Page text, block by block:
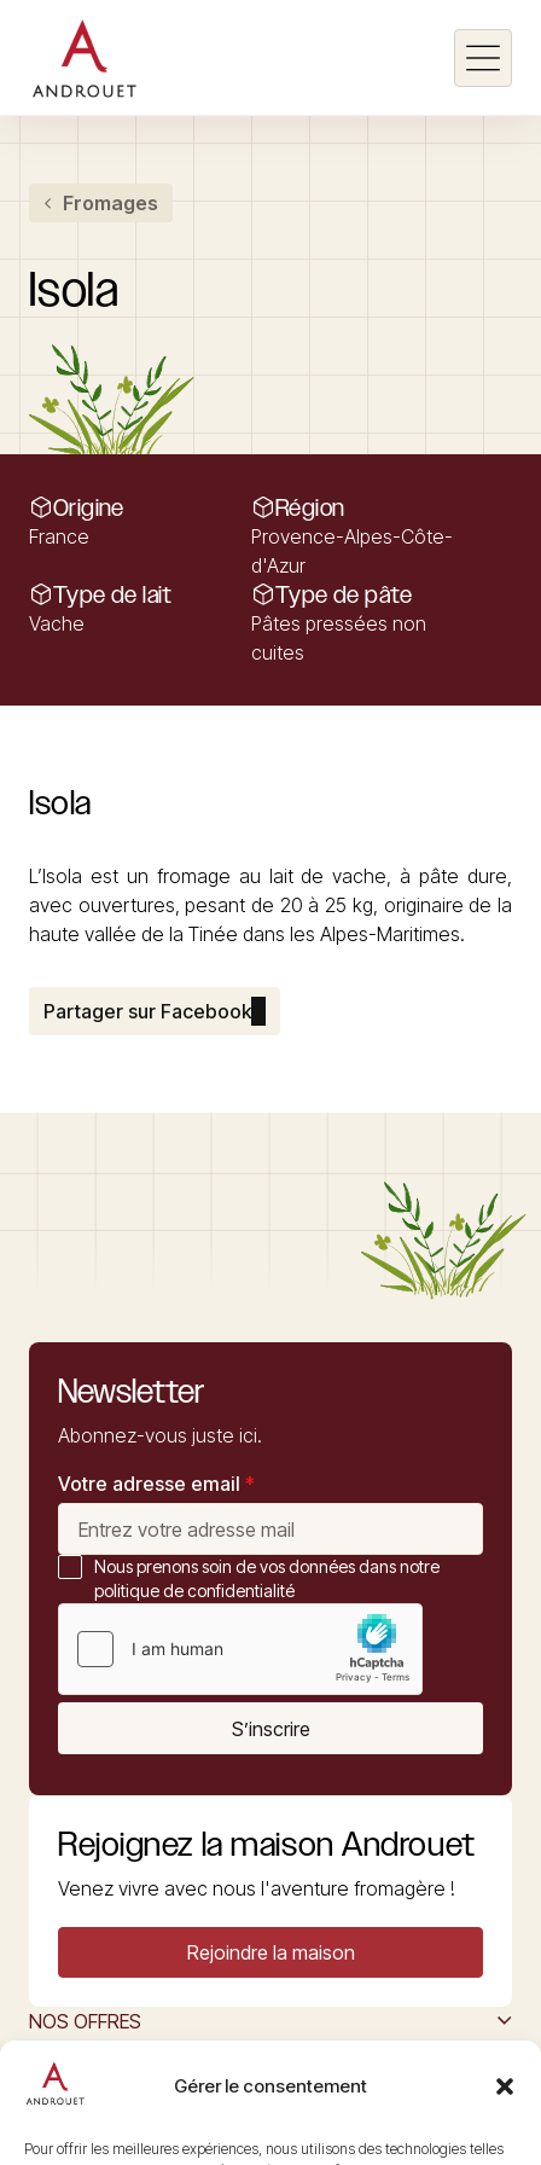
Gérer le consentement
Pour offrir les meilleures expériences, nous utilisons des technologies telles
Rechercher un mot clé
Fromages
Isola
Origine
France
Région
Provence-Alpes-Côte-
d'Azur
Type de lait
Vache
Type de pâte
Pâtes pressées non
cuites
Isola
L’Isola est un fromage au lait de vache, à pâte dure,
avec ouvertures, pesant de 20 à 25 kg, originaire de la
haute vallée de la Tinée dans les Alpes-Maritimes.
Partager sur Facebook
Newsletter
Abonnez-vous juste ici.
Votre adresse email *
Nous prenons soin de vos données dans notre
politique de confidentialité
S’inscrire
Rejoignez la maison Androuet
Venez vivre avec nous l'aventure fromagère !
Rejoindre la maison
NOS OFFRES
L’ART DU FROMAGE
Nous suivre
@maisonandrouet